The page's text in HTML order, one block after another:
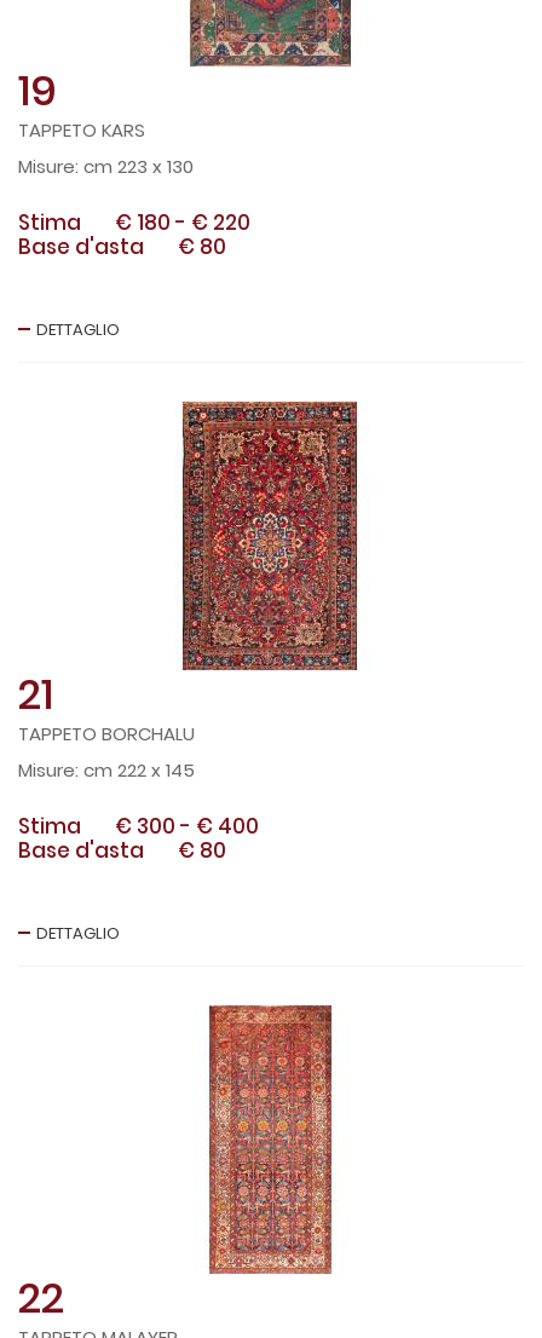
19
TAPPETO KARS
cm 223 x 130
Stima € 180 - € 220
Base d'asta
€ 80
DETTAGLIO
21
TAPPETO BORCHALU
cm 222 x 145
Stima € 300 - € 400
Base d'asta
€ 80
DETTAGLIO
22